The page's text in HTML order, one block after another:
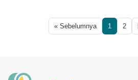
« Sebelumnya 1 2